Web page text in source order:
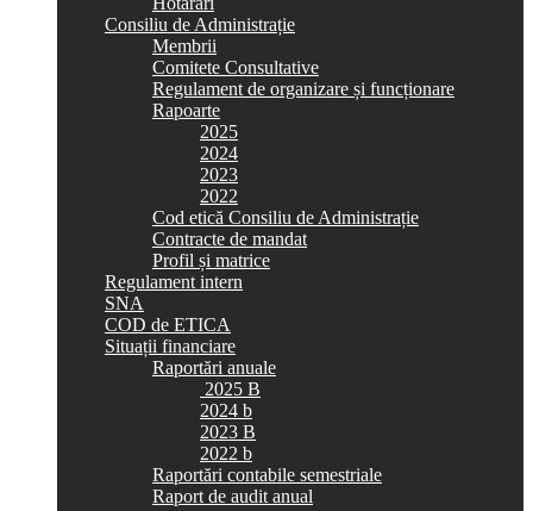
Consiliu de Administrație
Membrii
Comitete Consultative
Regulament de organizare și funcționare
Rapoarte
2025
2024
2023
2022
Cod etică Consiliu de Administrație
Contracte de mandat
Profil și matrice
Regulament intern
SNA
COD de ETICA
Situații financiare
Raportări anuale
2025 B
2024 b
2023 B
2022 b
Raportări contabile semestriale
Raport de audit anual